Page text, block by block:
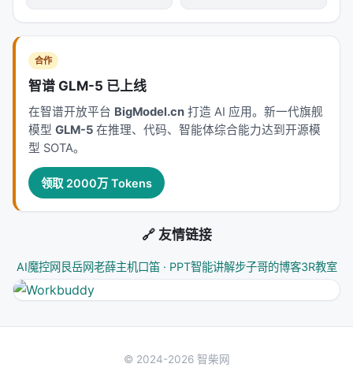
更少但更有价值的内容。它的核心洞察是：Agent 上
下文的垃圾率（80-90%）远高于自然语言文本
（20-30%），因为工具输出、日志、搜索结果都是
些结构化垃圾，比让 LLM 自己「学会忽略」更经济、
更可靠。
---
链接
GitHub https://github.com/chopratejas/headroom
合作
智谱 GLM-5 已上线
在智谱开放平台 BigModel.cn 打造 AI 应用。新一代旗舰
模型 GLM-5 在推理、代码、智能体综合能力达到开源模
型 SOTA。
领取 2000万 Tokens
🔗 友情链接
AI魔控网 艮岳网老薛主机口笛 · PPT智能讲解步子哥的博客3R教室
© 2024-2026 智柴网